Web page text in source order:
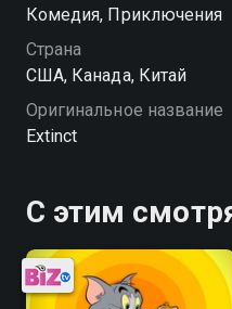
Комедия, Приключения
Страна
США, Канада, Китай
Оригинальное название
Extinct
С этим